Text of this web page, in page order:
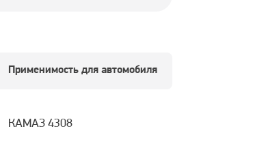
Применимость для автомобиля
КАМАЗ 4308